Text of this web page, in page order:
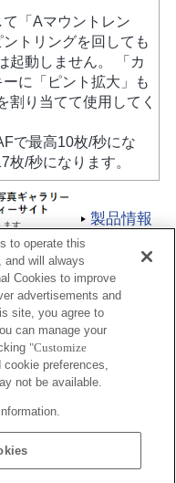
「Aマウントレン
トリングを回しても
起動しません。 「カ
に「ピント拡大」も
割り当てて使用してく
で最高10枚/秒にな
枚/秒になります。
ます 製品情報
to operate this
and will always
Cookies to improve
advertisements and
site, you agree to
can manage your
"Customize
cookie preferences,
not be available.